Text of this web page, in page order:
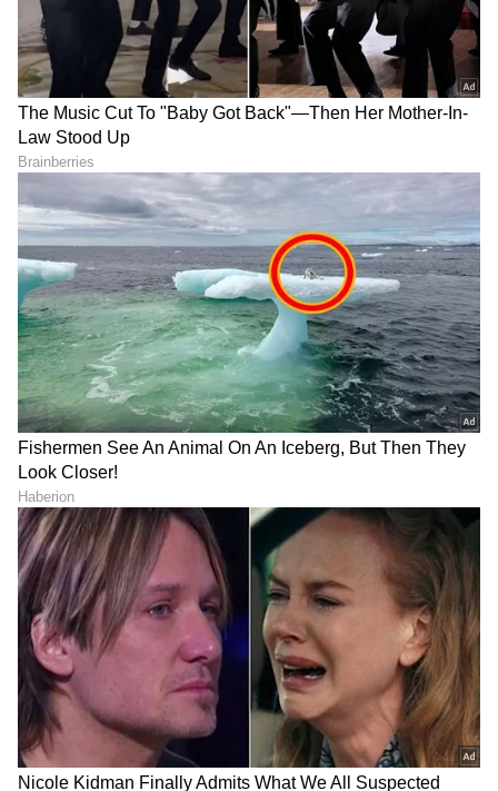
ಟ್ರಂಪ್ ಐತಿಹಾಸಿಕ ಒಪ್ಪಂದ | India US
Trade Deal | Party Rounds